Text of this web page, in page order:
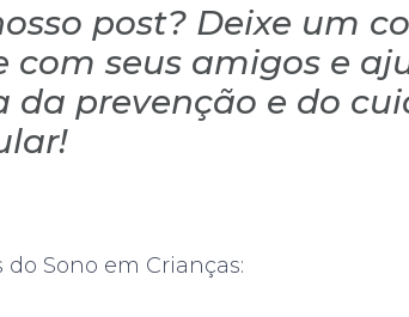
post? Deixe um
seus amigos e
da prevenção e do
do Sono em Crianças: